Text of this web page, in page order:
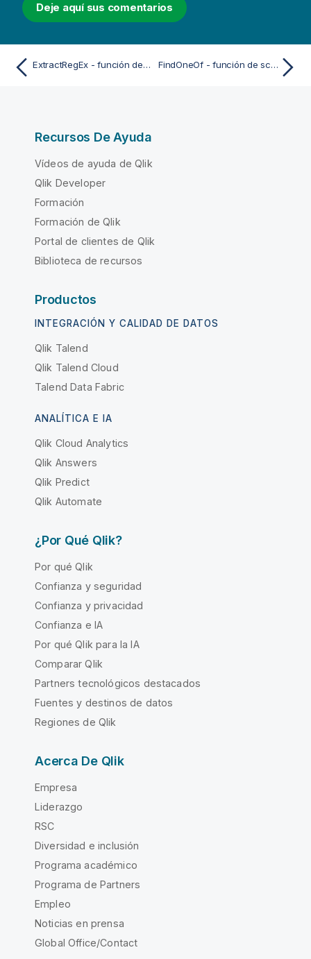
Deje aquí sus comentarios
ExtractRegEx - función de script y de gráfico FindOneOf - función de script y de gráfico
Recursos De Ayuda
Vídeos de ayuda de Qlik
Qlik Developer
Formación
Formación de Qlik
Portal de clientes de Qlik
Biblioteca de recursos
Productos
INTEGRACIÓN Y CALIDAD DE DATOS
Qlik Talend
Qlik Talend Cloud
Talend Data Fabric
ANALÍTICA E IA
Qlik Cloud Analytics
Qlik Answers
Qlik Predict
Qlik Automate
¿Por Qué Qlik?
Por qué Qlik
Confianza y seguridad
Confianza y privacidad
Confianza e IA
Por qué Qlik para la IA
Comparar Qlik
Partners tecnológicos destacados
Fuentes y destinos de datos
Regiones de Qlik
Acerca De Qlik
Empresa
Liderazgo
RSC
Diversidad e inclusión
Programa académico
Programa de Partners
Empleo
Noticias en prensa
Global Office/Contact